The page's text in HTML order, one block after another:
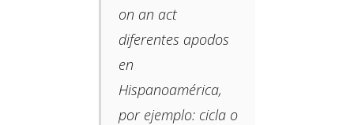
on an act
diferentes apodos
en
Hispanoamérica,
por ejemplo: cicla o